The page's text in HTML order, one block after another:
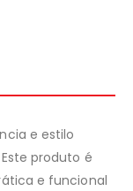
e estilo
produto é
e funcional